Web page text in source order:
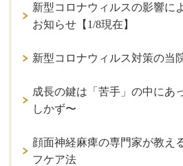
新型コロナウィルスの影響に
お知らせ【1/8現在】
新型コロナウィルス対策の当
成長の鍵は「苦手」の中にあ
しかず〜
顔面神経麻痺の専門家が教え
フケア法